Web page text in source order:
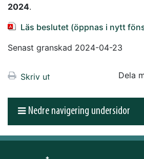
2024.
Läs beslutet (öppnas i nytt
Senast granskad 2024-04-23
Skriv ut Dela
Nedre navigering undersidor